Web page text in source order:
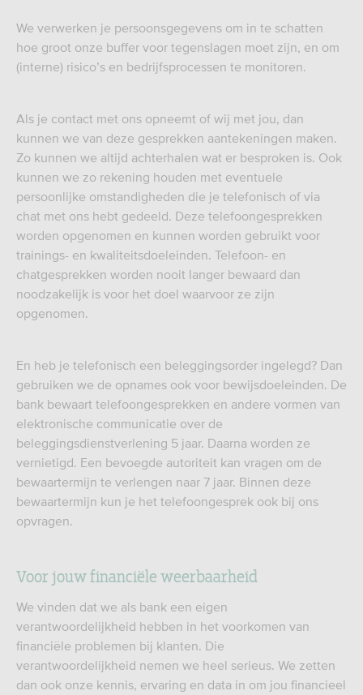
We verwerken je persoonsgegevens om in te schatten
hoe groot onze buffer voor tegenslagen moet zijn, en om
(interne) risico’s en bedrijfsprocessen te monitoren.
Als je contact met ons opneemt of wij met jou, dan
kunnen we van deze gesprekken aantekeningen maken.
Zo kunnen we altijd achterhalen wat er besproken is. Ook
kunnen we zo rekening houden met eventuele
persoonlijke omstandigheden die je telefonisch of via
chat met ons hebt gedeeld. Deze telefoongesprekken
worden opgenomen en kunnen worden gebruikt voor
trainings- en kwaliteitsdoeleinden. Telefoon- en
chatgesprekken worden nooit langer bewaard dan
noodzakelijk is voor het doel waarvoor ze zijn
opgenomen.
En heb je telefonisch een beleggingsorder ingelegd? Dan
gebruiken we de opnames ook voor bewijsdoeleinden. De
bank bewaart telefoongesprekken en andere vormen van
elektronische communicatie over de
beleggingsdienstverlening 5 jaar. Daarna worden ze
vernietigd. Een bevoegde autoriteit kan vragen om de
bewaartermijn te verlengen naar 7 jaar. Binnen deze
bewaartermijn kun je het telefoongesprek ook bij ons
opvragen.
Voor jouw financiële weerbaarheid
We vinden dat we als bank een eigen
verantwoordelijkheid hebben in het voorkomen van
financiële problemen bij klanten. Die
verantwoordelijkheid nemen we heel serieus. We zetten
dan ook onze kennis, ervaring en data in om jou financieel